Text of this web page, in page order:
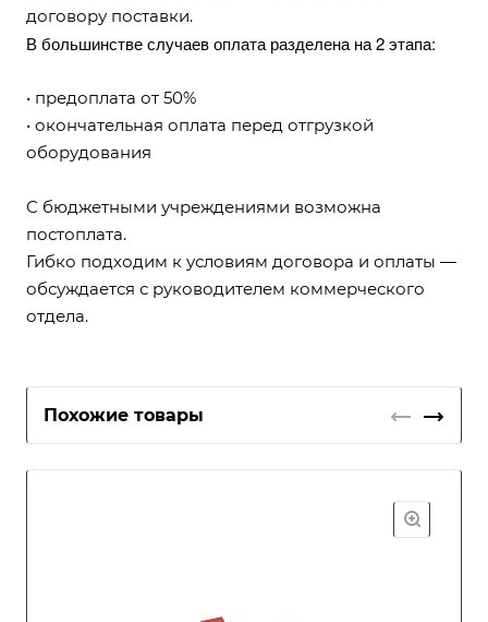
договору поставки.
В большинстве случаев оплата разделена на 2 этапа:
• предоплата от 50%
• окончательная оплата перед отгрузкой
оборудования
С бюджетными учреждениями возможна
постоплата.
Гибко подходим к условиям договора и оплаты —
обсуждается с руководителем коммерческого
отдела.
Похожие товары